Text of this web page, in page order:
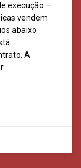
execução —
vendem
abaixo
A